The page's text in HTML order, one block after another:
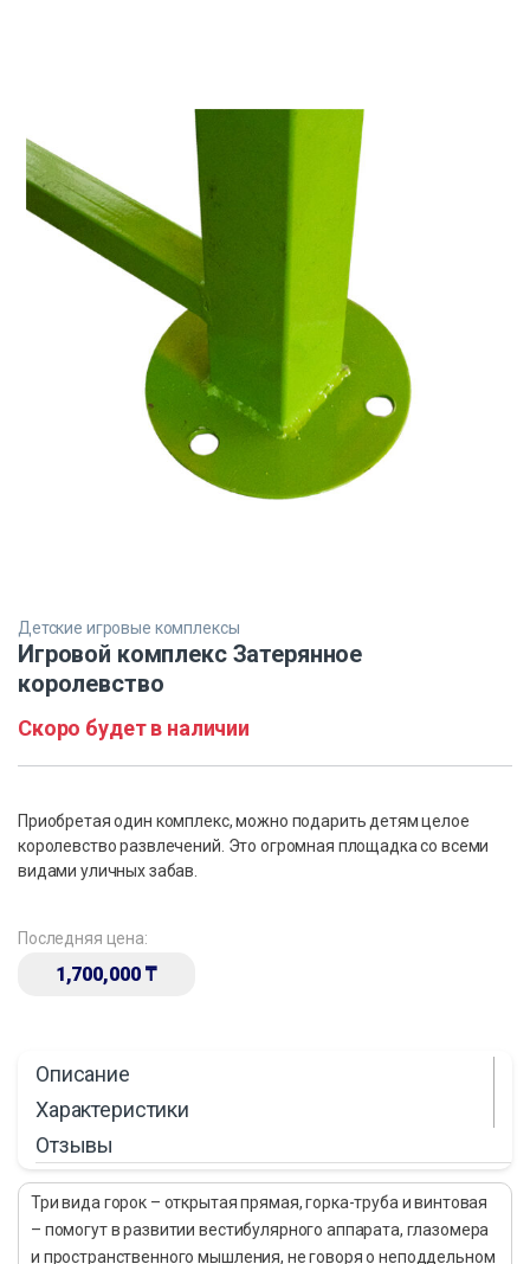
Детские игровые комплексы
Игровой комплекс Затерянное
королевство
Скоро будет в наличии
Приобретая один комплекс, можно подарить детям целое
королевство развлечений. Это огромная площадка со всеми
видами уличных забав.
Последняя цена:
1,700,000 ₸
Описание
Характеристики
Отзывы
Три вида горок – открытая прямая, горка-труба и винтовая
– помогут в развитии вестибулярного аппарата, глазомера
и пространственного мышления, не говоря о неподдельном